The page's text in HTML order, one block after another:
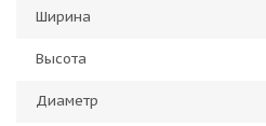
Ширина
Высота
Диаметр